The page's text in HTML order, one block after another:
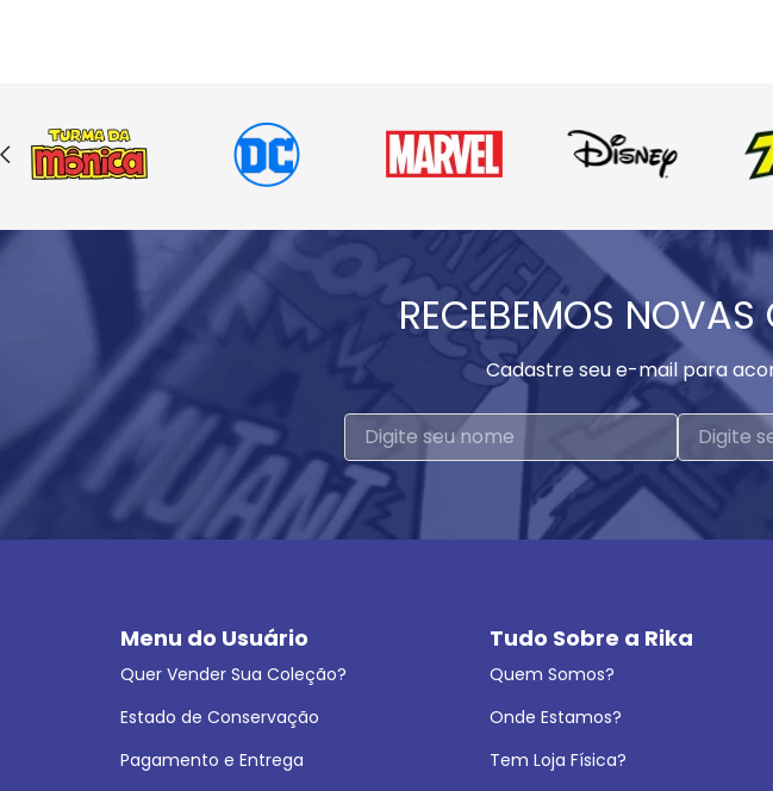
RECEBEMOS NOVAS
Cadastre seu e-mail para
Menu do Usuário
Quer Vender Sua Coleção?
Estado de Conservação
Pagamento e Entrega
Tudo Sobre a Rika
Quem Somos?
Onde Estamos?
Tem Loja Física?